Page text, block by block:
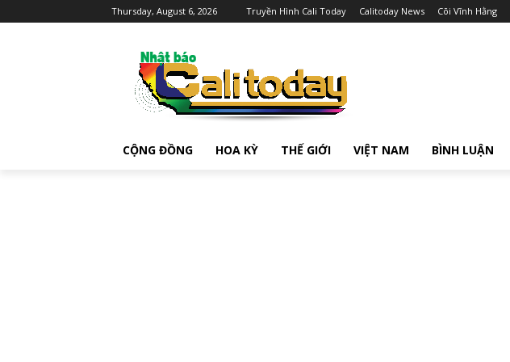
Thursday, August 6, 2026 Truyền Hình Cali Today Calitoday News Cõi Vĩnh Hằng
CỘNG ĐỒNG HOA KỲ THẾ GIỚI VIỆT NAM BÌNH LUẬN